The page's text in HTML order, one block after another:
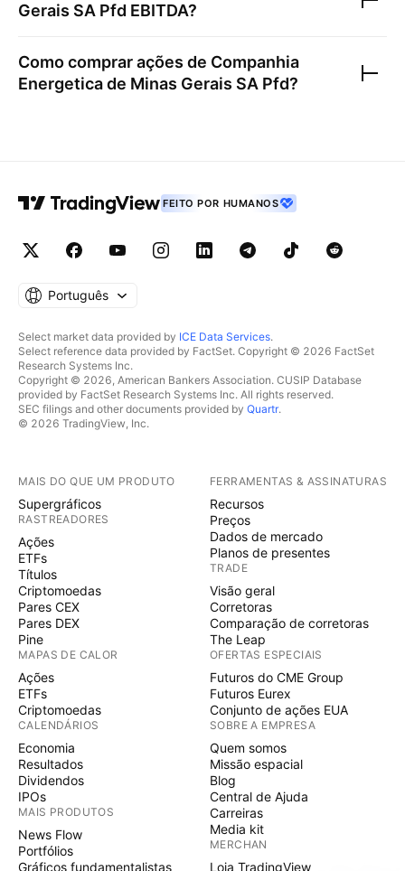
Gerais SA Pfd EBITDA?
Como comprar ações de Companhia
Energetica de Minas Gerais SA Pfd?
FEITO POR HUMANOS
Português
Select market data provided by ICE Data Services.
Select reference data provided by FactSet. Copyright © 2026 FactSet
Research Systems Inc.
Copyright © 2026, American Bankers Association. CUSIP Database
provided by FactSet Research Systems Inc. All rights reserved.
SEC filings and other documents provided by Quartr.
© 2026 TradingView, Inc.
MAIS DO QUE UM PRODUTO
Supergráficos
RASTREADORES
Ações
ETFs
Títulos
Criptomoedas
Pares CEX
Pares DEX
Pine
MAPAS DE CALOR
Ações
ETFs
Criptomoedas
CALENDÁRIOS
Economia
Resultados
Dividendos
IPOs
MAIS PRODUTOS
News Flow
Portfólios
Gráficos fundamentalistas
FERRAMENTAS & ASSINATURAS
Recursos
Preços
Dados de mercado
Planos de presentes
TRADE
Visão geral
Corretoras
Comparação de corretoras
The Leap
OFERTAS ESPECIAIS
Futuros do CME Group
Futuros Eurex
Conjunto de ações EUA
SOBRE A EMPRESA
Quem somos
Missão espacial
Blog
Central de Ajuda
Carreiras
Media kit
MERCHAN
Loja TradingView